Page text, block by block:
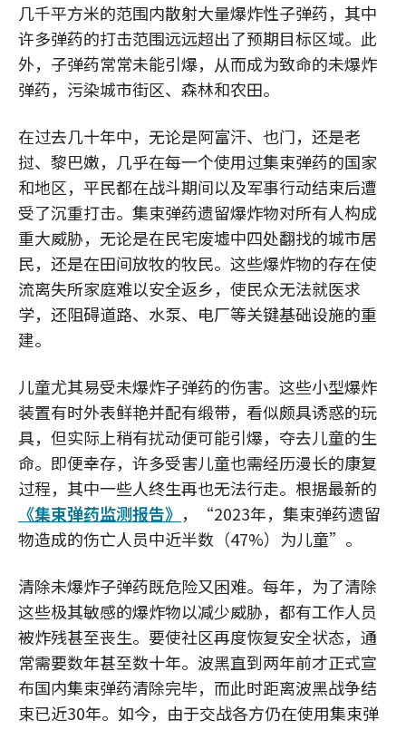
几千平方米的范围内散射大量爆炸性子弹药，其中
许多弹药的打击范围远远超出了预期目标区域。此
外，子弹药常常未能引爆，从而成为致命的未爆炸
弹药，污染城市街区、森林和农田。
在过去几十年中，无论是阿富汗、也门，还是老
挝、黎巴嫩，几乎在每一个使用过集束弹药的国家
和地区，平民都在战斗期间以及军事行动结束后遭
受了沉重打击。集束弹药遗留爆炸物对所有人构成
重大威胁，无论是在民宅废墟中四处翻找的城市居
民，还是在田间放牧的牧民。这些爆炸物的存在使
流离失所家庭难以安全返乡，使民众无法就医求
学，还阻碍道路、水泵、电厂等关键基础设施的重
建。
儿童尤其易受未爆炸子弹药的伤害。这些小型爆炸
装置有时外表鲜艳并配有缎带，看似颇具诱惑的玩
具，但实际上稍有扰动便可能引爆，夺去儿童的生
命。即便幸存，许多受害儿童也需经历漫长的康复
过程，其中一些人终生再也无法行走。根据最新的
《集束弹药监测报告》 ，“2023年，集束弹药遗留
物造成的伤亡人员中近半数（47%）为儿童”。
清除未爆炸子弹药既危险又困难。每年，为了清除
这些极其敏感的爆炸物以减少威胁，都有工作人员
被炸残甚至丧生。要使社区再度恢复安全状态，通
常需要数年甚至数十年。波黑直到两年前才正式宣
布国内集束弹药清除完毕，而此时距离波黑战争结
束已近30年。如今，由于交战各方仍在使用集束弹